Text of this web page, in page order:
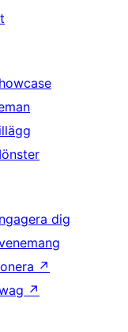
dig
↗
↗